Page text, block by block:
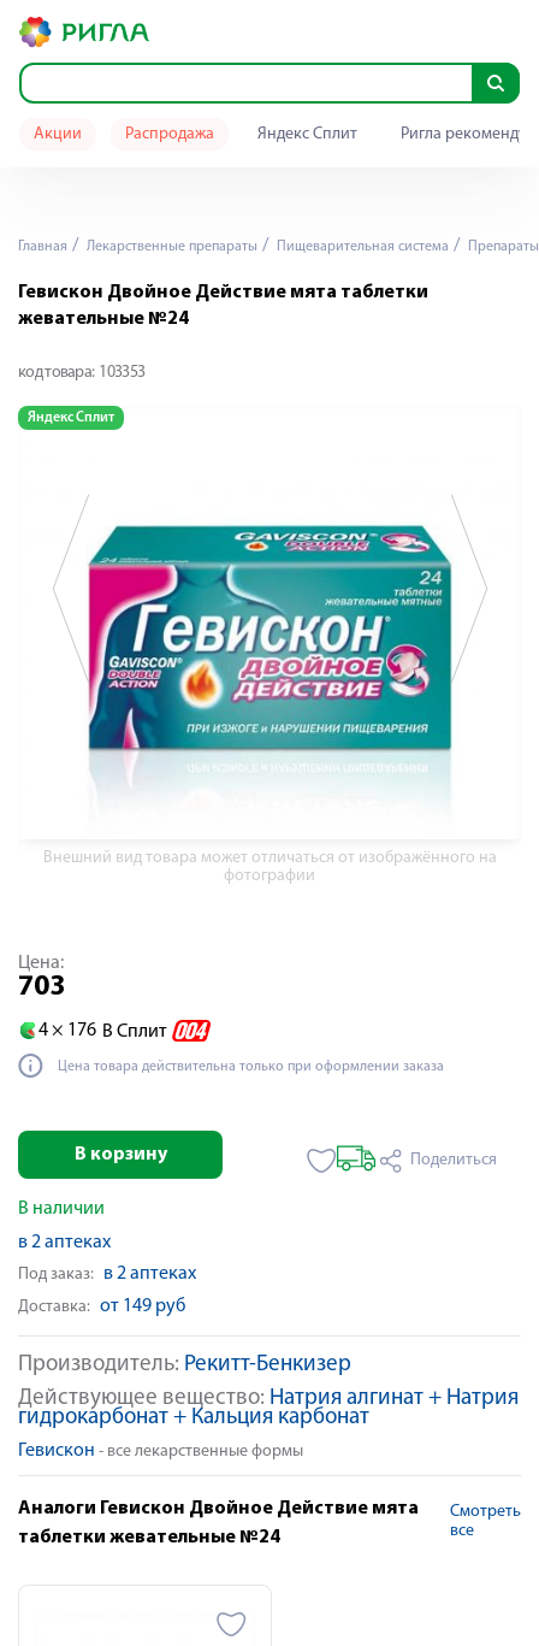
Акции Распродажа Яндекс Сплит Ригла
Главная Лекарственные препараты Пищеварительная система
Гевискон Двойное Действие мята таблетки
жевательные №24
код товара: 103353
Яндекс Сплит
Внешний вид товара может отличаться от изображённого на
фотографии
Производитель: Рекитт-Бенкизер
Действующее вещество: Натрия алгинат + Натрия
гидрокарбонат + Кальция карбонат
Гевискон - все лекарственные формы
Цена:
703
4 × 176 В Сплит
Цена товара действительна только при оформлении заказа
В корзину Поделиться
В наличии
в 2 аптеках
Под заказ: в 2 аптеках
Доставка: от 149 руб
Аналоги Гевискон Двойное Действие мята
таблетки жевательные №24
Смотреть
все